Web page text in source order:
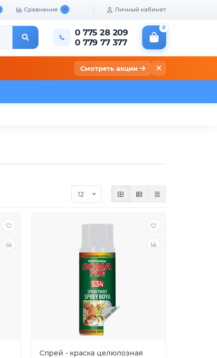
Сравнение 0 Личный кабинет
0 775 28 209
0 779 77 377
0
Смотреть акции
Спрей - краска целюлозная